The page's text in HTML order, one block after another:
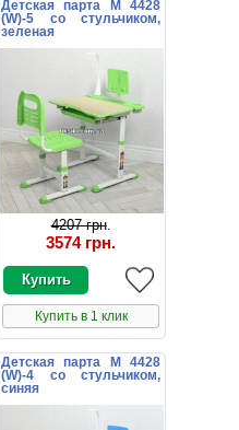
Детская парта M 4428
(W)-5 со стульчиком,
зеленая
4207 грн.
3574 грн.
Купить в 1 клик
Детская парта M 4428
(W)-4 со стульчиком,
синяя